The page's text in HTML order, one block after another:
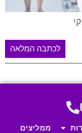
לכתבה המלאה
ממליצים